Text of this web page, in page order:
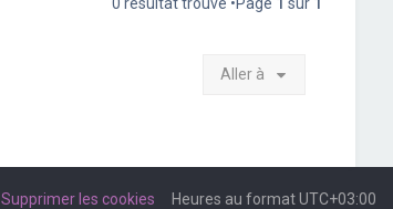
Aller à
Heures au formatUTC+03:00
Supprimer les cookies